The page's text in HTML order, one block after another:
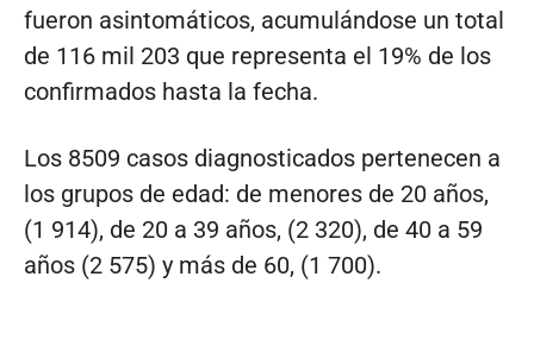
fueron asintomáticos, acumulándose un total
de 116 mil 203 que representa el 19% de los
confirmados hasta la fecha.
Los 8509 casos diagnosticados pertenecen a
los grupos de edad: de menores de 20 años,
(1 914), de 20 a 39 años, (2 320), de 40 a 59
años (2 575) y más de 60, (1 700).